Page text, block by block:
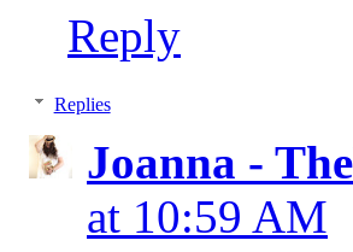
Reply
Replies
Joanna -
at 10:59 AM